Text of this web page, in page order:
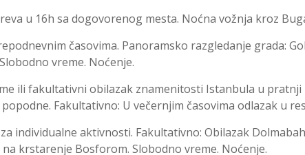
u 16h sa dogovorenog mesta. Noćna vožnja kroz
časovima. Panoramsko razgledanje grada:
vreme. Noćenje.
fakultativni obilazak znamenitosti Istanbula u pratnji
Fakultativno: U večernjim časovima odlazak u
aktivnosti. Fakultativno: Obilazak
krstarenje Bosforom. Slobodno vreme. Noćenje.